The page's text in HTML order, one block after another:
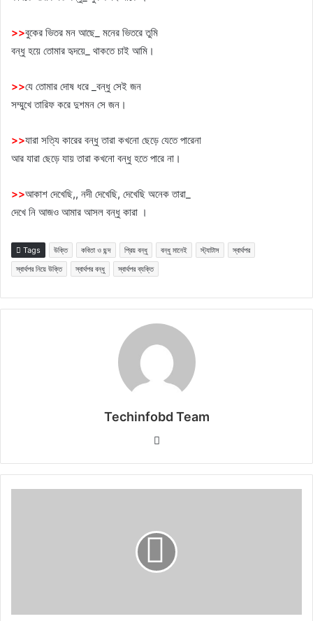
>>বুকের ভিতর মন আছে_ মনের ভিতরে তুমি
বন্ধু হয়ে তোমার হৃদয়ে_ থাকতে চাই আমি।
>>যে তোমার দোষ ধরে _বন্ধু সেই জন
সম্মুখে তারিফ করে দুশমন সে জন।
>>যারা সত্যি কারের বন্ধু তারা কখনো ছেড়ে যেতে পারেনা
আর যারা ছেড়ে যায় তারা কখনো বন্ধু হতে পারে না।
>>আকাশ দেখেছি,, নদী দেখেছি, দেখেছি অনেক তারা_
দেখে নি আজও আমার আসল বন্ধু কারা ।
Tags উক্তি কবিতা ও ছন্দ প্রিয় বন্ধু বন্ধু মানেই স্ট্যাটাস
স্বার্থপর
স্বার্থপর নিয়ে উক্তি
স্বার্থপর বন্ধু স্বার্থপর ব্যক্তি
Techinfobd Team
Website